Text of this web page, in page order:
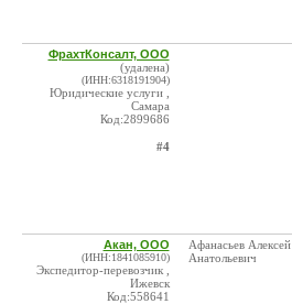
ФрахтКонсалт, ООО
(удалена)
(ИНН:6318191904)
Юридические услуги ,
Самара
Код:2899686
#4
Акан, ООО
(ИНН:1841085910)
Экспедитор-перевозчик ,
Ижевск
Код:558641
Афанасьев Алексей
Анатольевич